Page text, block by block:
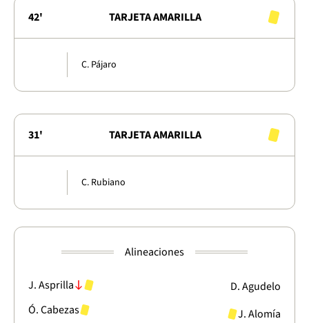
42' TARJETA AMARILLA
C. Pájaro
31' TARJETA AMARILLA
C. Rubiano
Alineaciones
J. Asprilla
Ó. Cabezas
D. Agudelo
J. Alomía